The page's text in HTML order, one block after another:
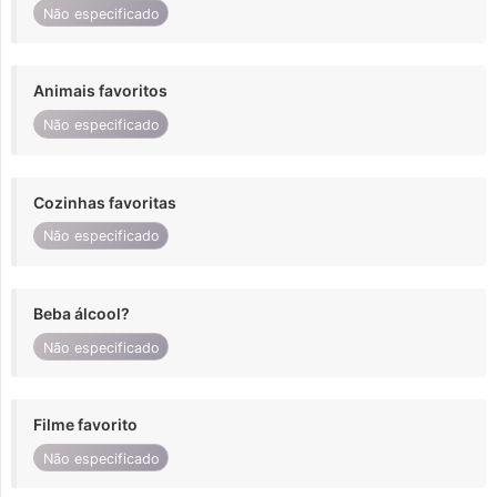
Não especificado
Animais favoritos
Não especificado
Cozinhas favoritas
Não especificado
Beba álcool?
Não especificado
Filme favorito
Não especificado